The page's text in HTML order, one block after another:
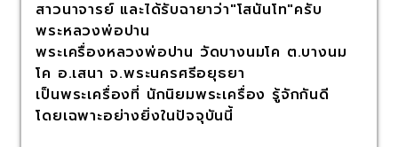
สาวนาจารย์ และได้รับฉายาว่า"โสนันโท"ครับ
พระหลวงพ่อปาน
พระเครื่องหลวงพ่อปาน วัดบางนมโค ต.บางนม
โค อ.เสนา จ.พระนครศรีอยุธยา
เป็นพระเครื่องที่ นักนิยมพระเครื่อง รู้จักกันดี
โดยเฉพาะอย่างยิ่งในปัจจุบันนี้